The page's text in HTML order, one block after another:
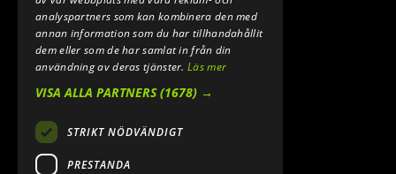
ÅNGRA MITT KÖP
analyspartners som kan kombinera den med
annan information som du har tillhandahållit
dem eller som de har samlat in från din
användning av deras tjänster.Läs mer
VISA ALLA PARTNERS(1678) →
STRIKT NÖDVÄNDIGT
PRESTANDA